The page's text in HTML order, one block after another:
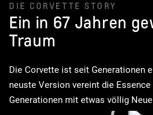
DIE CORVETTE STORY
Ein in 67 Jahren
Traum
Die Corvette ist seit Generationen
neuste Version vereint die
Generationen mit etwas völlig